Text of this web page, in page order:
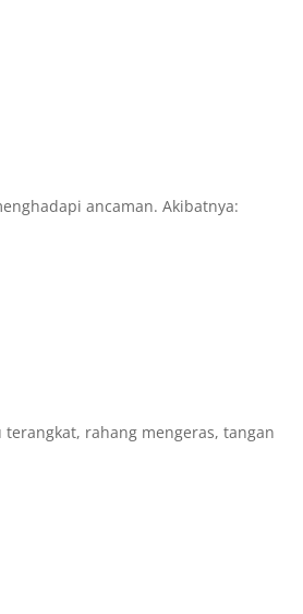
ancaman. Akibatnya:
terangkat, rahang mengeras, tangan